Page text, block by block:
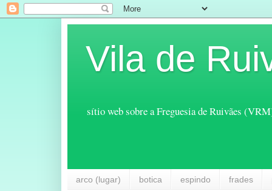
Vila de
sítio web sobre a Freguesia de Ruivães
arco (lugar) botica espindo frades